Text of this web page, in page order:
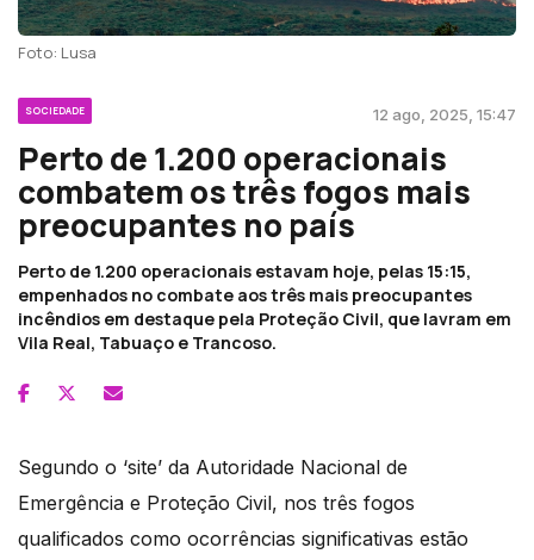
Foto: Lusa
SOCIEDADE 12 ago, 2025, 15:47
Perto de 1.200 operacionais
combatem os três fogos mais
preocupantes no país
Perto de 1.200 operacionais estavam hoje, pelas 15:15,
empenhados no combate aos três mais preocupantes
incêndios em destaque pela Proteção Civil, que lavram em
Vila Real, Tabuaço e Trancoso.
Segundo o ‘site’ da Autoridade Nacional de
Emergência e Proteção Civil, nos três fogos
qualificados como ocorrências significativas estão